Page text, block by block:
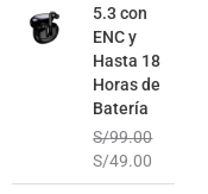
5.3 con
ENC y
Hasta 18
Horas de
Batería
S/99.00
S/49.00